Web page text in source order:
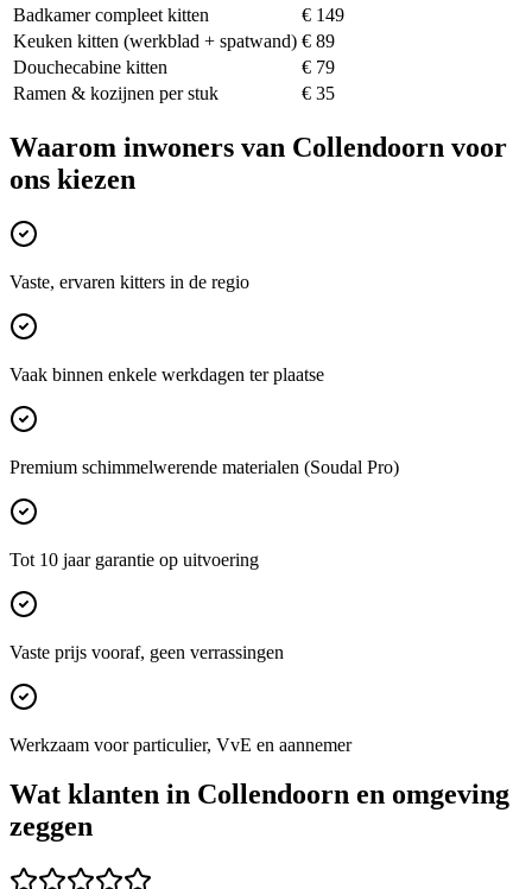
Badkamer compleet kitten
€ 149
Keuken kitten (werkblad + spatwand) € 89
Douchecabine kitten
€ 79
Ramen & kozijnen per stuk
€ 35
Waarom inwoners van Collendoorn voor
ons kiezen
Vaste, ervaren kitters in de regio
Vaak binnen enkele werkdagen ter plaatse
Premium schimmelwerende materialen (Soudal Pro)
Tot 10 jaar garantie op uitvoering
Vaste prijs vooraf, geen verrassingen
Werkzaam voor particulier, VvE en aannemer
Wat klanten in Collendoorn en omgeving
zeggen